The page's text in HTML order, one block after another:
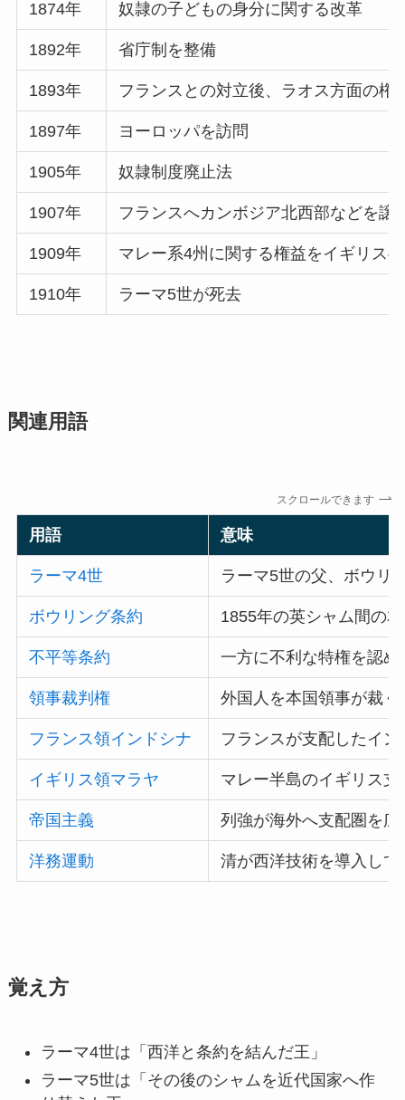
1874年 奴隷の子どもの身分に関する改革
1892年 省庁制を整備
1893年 フランスとの対立後、ラオス方面の権
1897年 ヨーロッパを訪問
1905年 奴隷制度廃止法
1907年 フランスへカンボジア北西部などを譲
1909年 マレー系4州に関する権益をイギリス
1910年 ラーマ5世が死去
関連用語
スクロールできます
用語 意味
ラーマ4世 ラーマ5世の父、ボウリ
ボウリング条約 1855年の英シャム間の
不平等条約 一方に不利な特権を認め
領事裁判権 外国人を本国領事が裁く
フランス領インドシナ フランスが支配したイ
イギリス領マラヤ マレー半島のイギリス支
帝国主義 列強が海外へ支配圏を広
洋務運動 清が西洋技術を導入し
覚え方
ラーマ4世は「西洋と条約を結んだ王」
ラーマ5世は「その後のシャムを近代国家へ作